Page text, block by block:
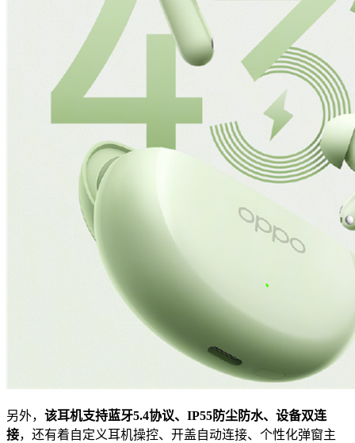
另外， 该耳机支持蓝牙5.4协议、IP55防尘防水、设备双连
接，还有着自定义耳机操控、开盖自动连接、个性化弹窗主